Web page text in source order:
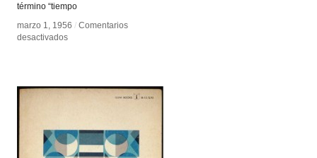
término “tiempo
marzo 1, 1956 / Comentarios
desactivadosen
marzo 1, 1956 / Comentarios
desactivadosen